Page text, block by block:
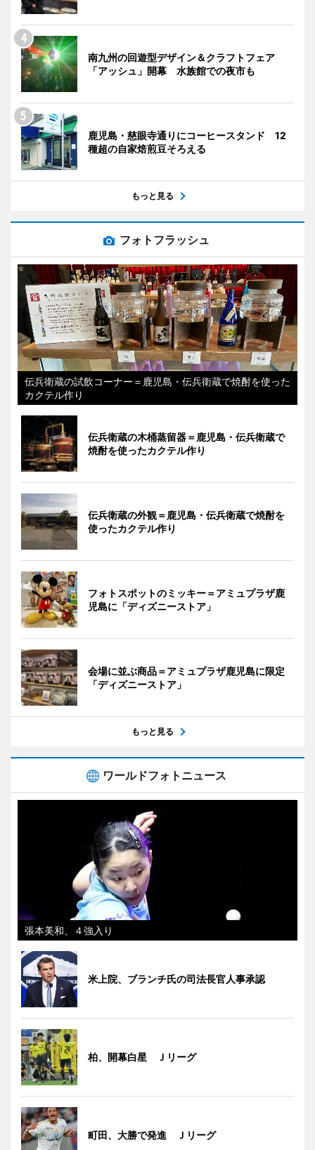
南九州の回遊型デザイン＆クラフトフェア
「アッシュ」開幕 水族館での夜市も
鹿児島・慈眼寺通りにコーヒースタンド 12
種超の自家焙煎豆そろえる
もっと見る
フォトフラッシュ
伝兵衛蔵の試飲コーナー＝鹿児島・伝兵衛蔵で焼酎を使った
カクテル作り
伝兵衛蔵の木桶蒸留器＝鹿児島・伝兵衛蔵で
焼酎を使ったカクテル作り
伝兵衛蔵の外観＝鹿児島・伝兵衛蔵で焼酎を
使ったカクテル作り
フォトスポットのミッキー＝アミュプラザ鹿
児島に「ディズニーストア」
会場に並ぶ商品＝アミュプラザ鹿児島に限定
「ディズニーストア」
もっと見る
ワールドフォトニュース
張本美和、４強入り
米上院、ブランチ氏の司法長官人事承認
柏、開幕白星 Ｊリーグ
町田、大勝で発進 Ｊリーグ